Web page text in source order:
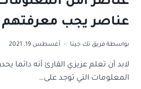
عناصر يجب معرفتهم
بواسطة فريق تك جينا أغسطس 19, 2021
لابد أن تعلم عزيزي القارئ أنه دائما
المعلومات التي توجد على…